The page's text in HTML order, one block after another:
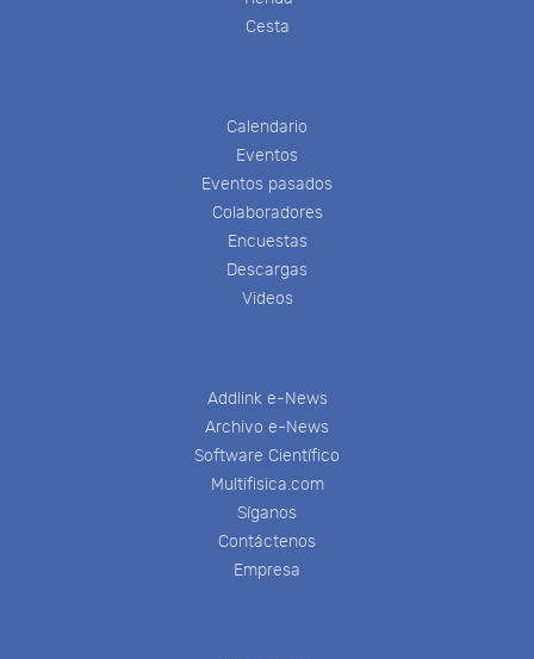
Cesta
Calendario
Eventos
Eventos pasados
Colaboradores
Encuestas
Descargas
Videos
Addlink e-News
Archivo e-News
Software Científico
Multifisica.com
Síganos
Contáctenos
Empresa